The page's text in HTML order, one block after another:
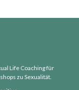
Life Coaching für
zu Sexualität.